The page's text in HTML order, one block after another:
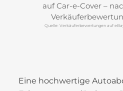
auf Car-e-Cover –
Quelle: Verkäuferbewertungen auf
Eine hochwertige